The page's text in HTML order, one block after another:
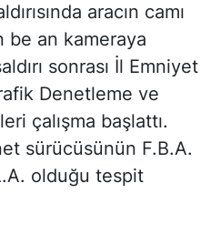
aracın camı
be an kameraya
sonrası İl Emniyet
Denetleme ve
çalışma başlattı.
sürücüsünün F.B.A.
olduğu tespit